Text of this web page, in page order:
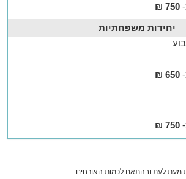
750 ₪
יחידות משפחתיות
650 ₪
750 ₪
מעת לעת ובהתאם לכמות האורחים